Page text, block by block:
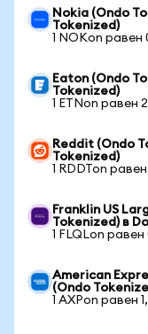
Nokia (Ondo
Tokenized)
1 NOKon равен
Eaton (Ondo
Tokenized)
1 ETNon равен
Reddit (Ondo
Tokenized)
1 RDDTon
Franklin US
Tokenized) в
1 FLQLon
American
(Ondo
1 AXPon равен